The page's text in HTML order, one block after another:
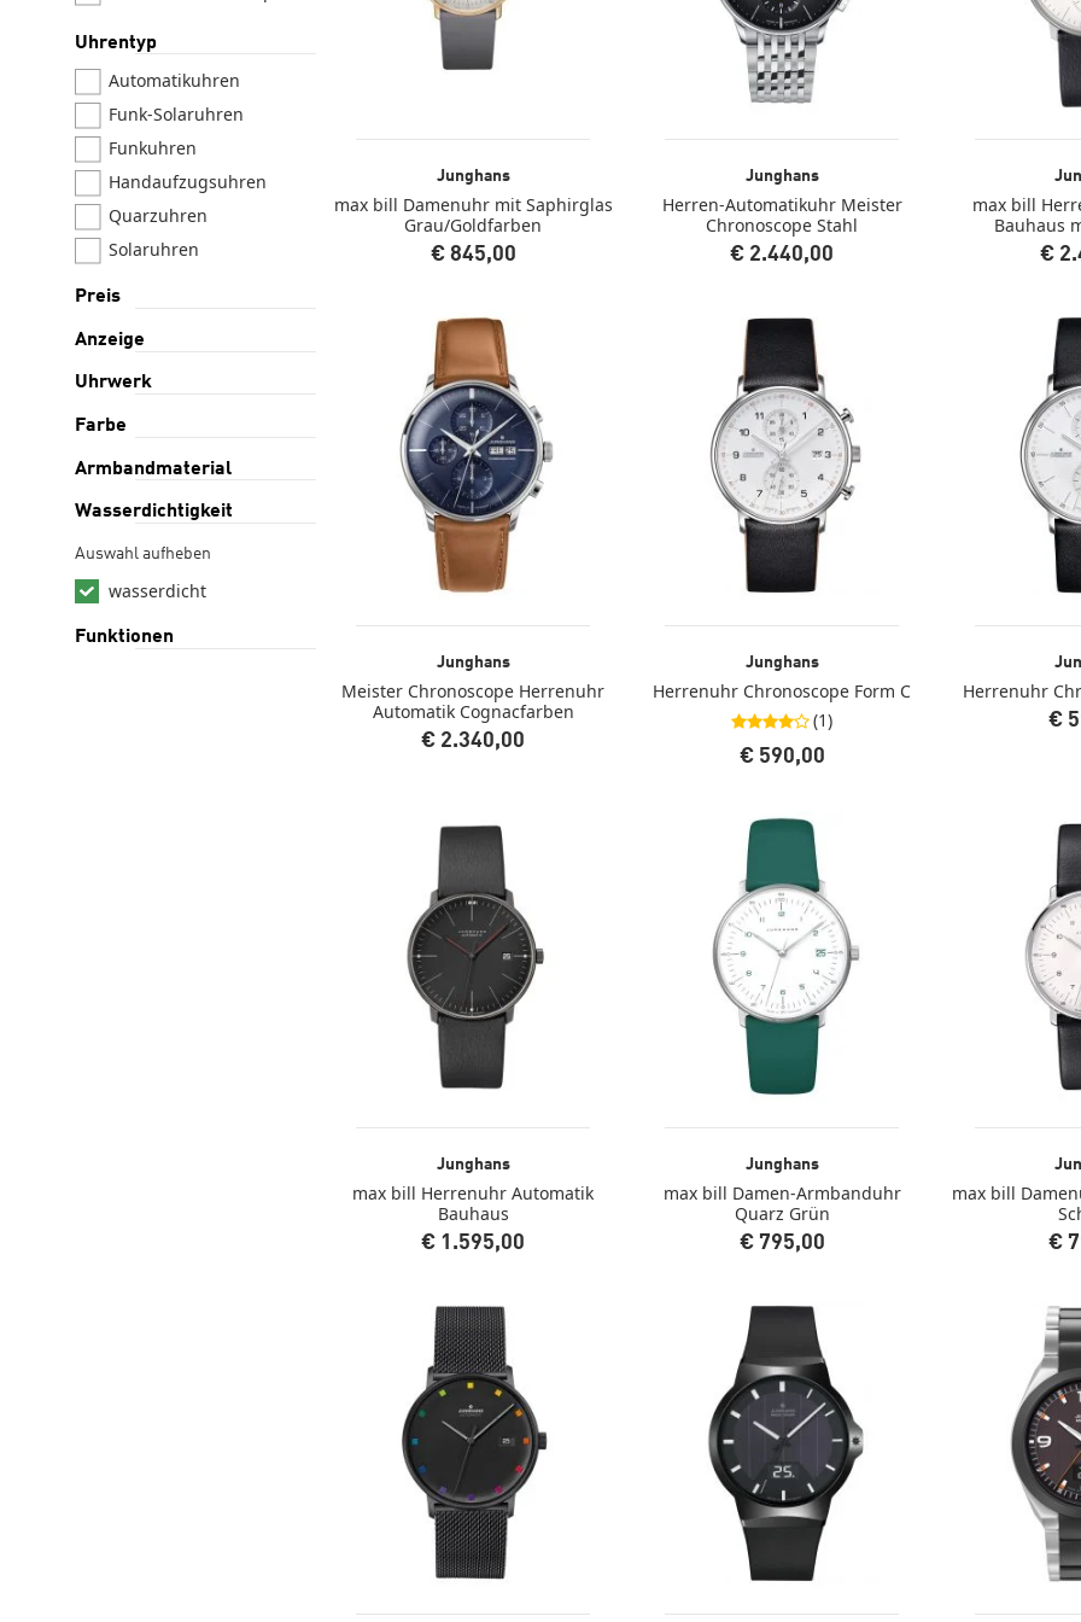
max bill Handaufzug
max bill Mega
max bill Quarz
Meister Automatik
Meister Chronoscope
Meister Driver
Chronoscope
Meister Handaufzug
Meister Mega
Meister Pilot
Meister S
Milano Solar
Spektrum Mega Solar
Uhrentyp
Automatikuhren
Funk-Solaruhren
Funkuhren
Handaufzugsuhren
Quarzuhren
Solaruhren
Preis
Anzeige
Uhrwerk
Farbe
Armbandmaterial
Wasserdichtigkeit
Auswahl aufheben
wasserdicht
Funktionen
Junghans
max bill Damenuhr mit Saphirglas
Grau/Goldfarben
€ 845,00
Junghans
Herren-Automatikuhr Meister
Chronoscope Stahl
€ 2.440,00
max bill
Bauhaus
€
Junghans
Meister Chronoscope Herrenuhr
Automatik Cognacfarben
€ 2.340,00
Junghans
Herrenuhr Chronoscope Form C
4,0 von 5 Sternen
(1)
€ 590,00
Herrenuhr
€
Junghans
max bill Herrenuhr Automatik
Bauhaus
€ 1.595,00
Junghans
max bill Damen-Armbanduhr
Quarz Grün
€ 795,00
max bill
€